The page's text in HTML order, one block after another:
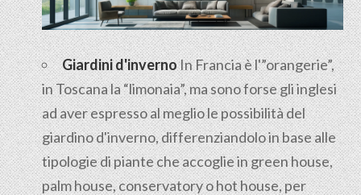
Giardini d'invernoIn Francia è l'”orangerie”,
in Toscana la “limonaia”, ma sono forse gli inglesi
ad aver espresso al meglio le possibilità del
giardino d'inverno, differenziandolo in base alle
tipologie di piante che accoglie in green house,
palm house, conservatory o hot house, per